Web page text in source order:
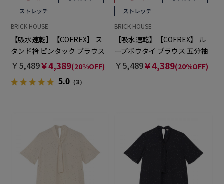
BRICK HOUSE
【吸水速乾】【COFREX】 ス
タンド衿 ピンタック ブラウス
五分袖 レディースデザインシ
￥5,489￥4,389(20%OFF)
5.0（3）
BRICK HOUSE
【吸水速乾】【COFREX】 ル
ープボウタイ ブラウス 五分袖
レディースデザインシャツ
￥5,489￥4,389(20%OFF)